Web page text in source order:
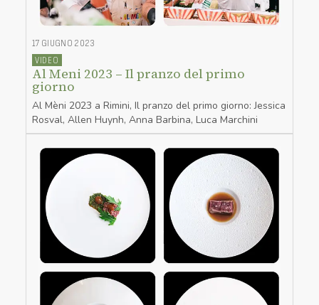
17 GIUGNO 2023
VIDEO
Al Meni 2023 – Il pranzo del primo
giorno
Al Mèni 2023 a Rimini, Il pranzo del primo giorno: Jessica
Rosval, Allen Huynh, Anna Barbina, Luca Marchini